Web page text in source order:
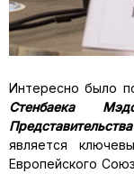
Интересно было
Стенбаека
является
Европейского